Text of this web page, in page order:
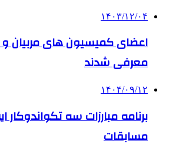
۱۴۰۳/۱۲/۰۴
اعضای کمیسیون های مربیان و
معرفی شدند
۱۴۰۴/۰۹/۱۲
برنامه مبارزات سه تکواندوکار
مسابقات